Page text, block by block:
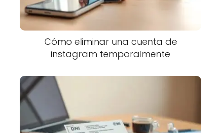
Cómo eliminar una cuenta de
instagram temporalmente